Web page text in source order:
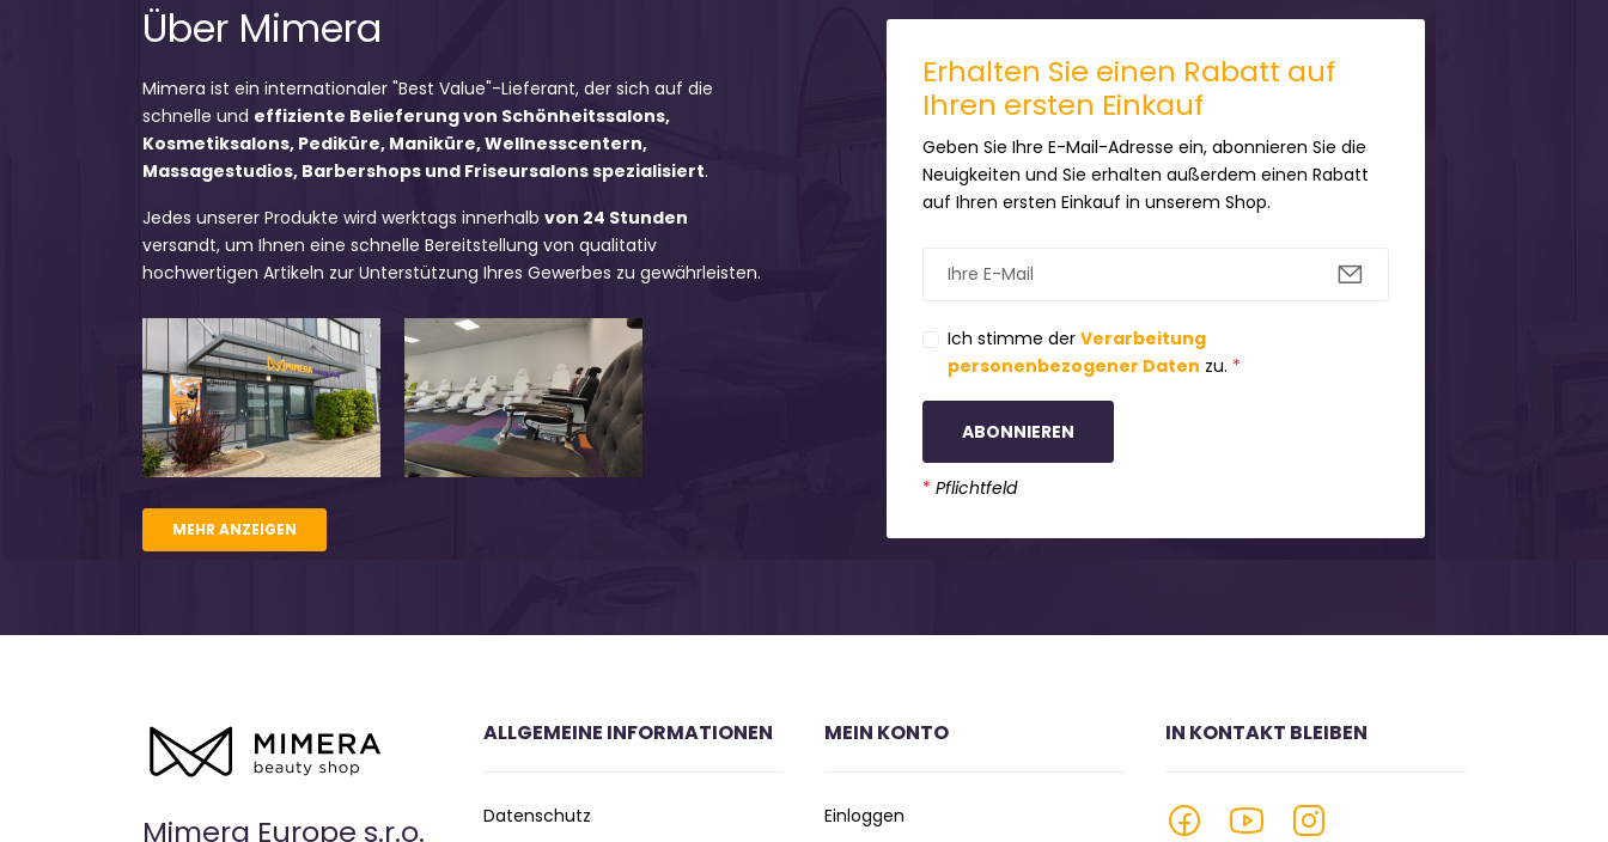
Über Mimera
Mimera ist ein internationaler "Best Value"-Lieferant, der sich auf die
schnelle und effiziente Belieferung von Schönheitssalons,
Kosmetiksalons, Pediküre, Maniküre, Wellnesscentern,
Massagestudios, Barbershops und Friseursalons spezialisiert.
Jedes unserer Produkte wird werktags innerhalbvon 24 Stunden
versandt, um Ihnen eine schnelle Bereitstellung von qualitativ
hochwertigen Artikeln zur Unterstützung Ihres Gewerbes zu gewährleisten.
MEHR ANZEIGEN
Erhalten Sie einen Rabatt auf
Ihren ersten Einkauf
Geben Sie Ihre E-Mail-Adresse ein, abonnieren Sie die
Neuigkeiten und Sie erhalten außerdem einen Rabatt
auf Ihren ersten Einkauf in unserem Shop.
Ich stimme der Verarbeitung
personenbezogener Daten zu. *
ABONNIEREN
* Pflichtfeld
Mimera Europe s.r.o.
ALLGEMEINE INFORMATIONEN
Datenschutz
MEIN KONTO
Einloggen
IN KONTAKT BLEIBEN